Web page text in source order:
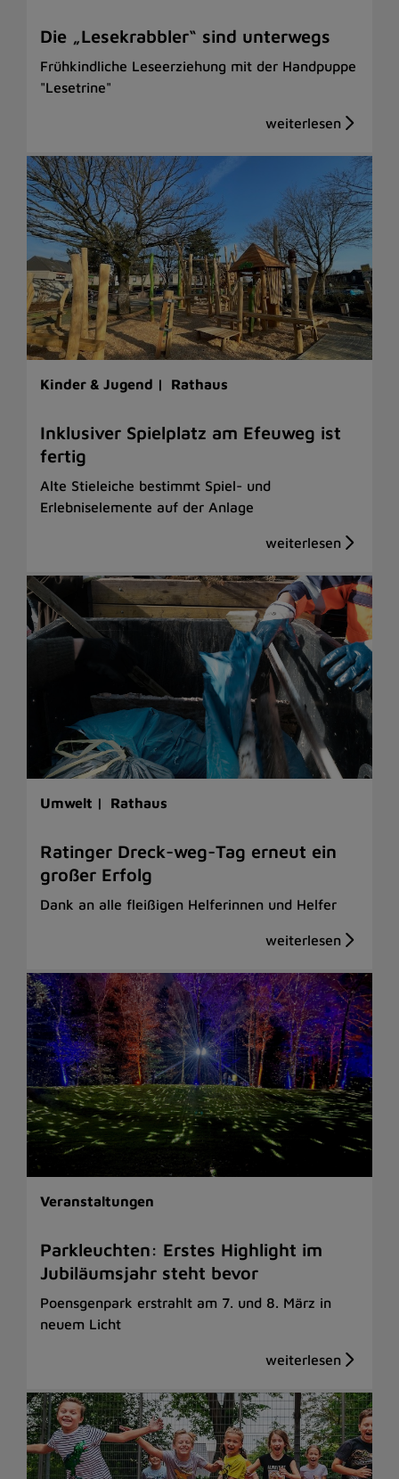
Die „Lesekrabbler“ sind unterwegs
Frühkindliche Leseerziehung mit der Handpuppe
"Lesetrine"
Kinder & Jugend | Rathaus
Inklusiver Spielplatz am Efeuweg ist
fertig
Alte Stieleiche bestimmt Spiel- und
Erlebniselemente auf der Anlage
Umwelt | Rathaus
Ratinger Dreck-weg-Tag erneut ein
großer Erfolg
Dank an alle fleißigen Helferinnen und Helfer
Veranstaltungen
Parkleuchten: Erstes Highlight im
Jubiläumsjahr steht bevor
Poensgenpark erstrahlt am 7. und 8. März in
neuem Licht